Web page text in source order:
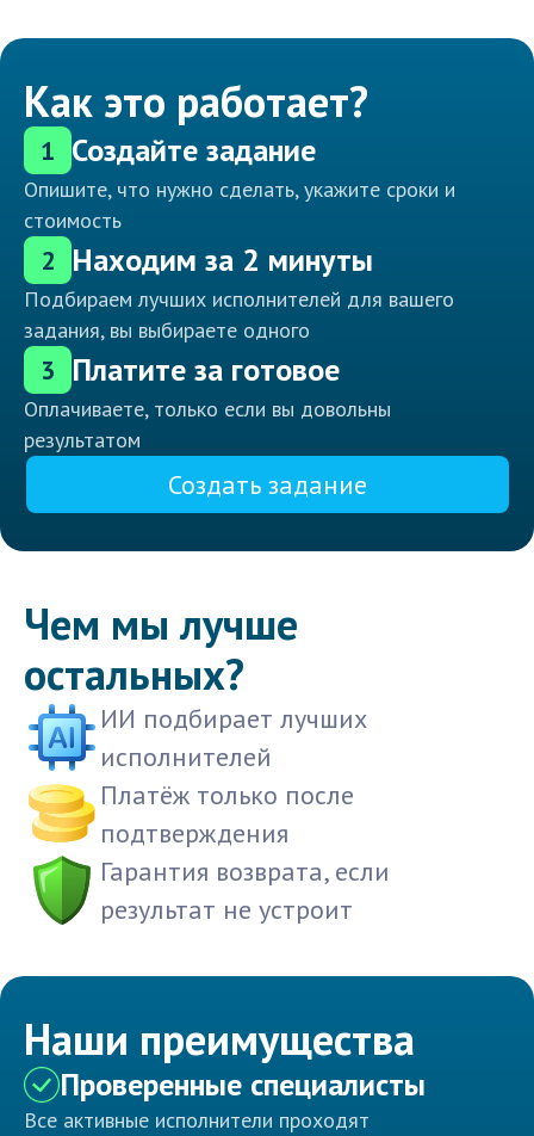
Как это работает?
1 Создайте задание
Опишите, что нужно сделать, укажите сроки и
стоимость
2 Находим за 2 минуты
Подбираем лучших исполнителей для вашего
задания, вы выбираете одного
3 Платите за готовое
Оплачиваете, только если вы довольны
результатом
Создать задание
Чем мы лучше
остальных?
ИИ подбирает лучших
исполнителей
Платёж только после
подтверждения
Гарантия возврата, если
результат не устроит
Наши преимущества
Проверенные специалисты
Все активные исполнители проходят